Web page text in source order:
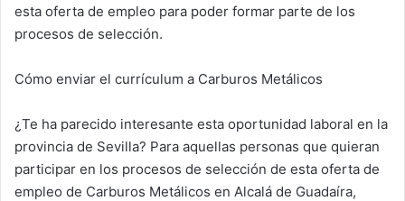
esta oferta de empleo para poder formar parte de los
procesos de selección.
Cómo enviar el currículum a Carburos Metálicos
¿Te ha parecido interesante esta oportunidad laboral en la
provincia de Sevilla? Para aquellas personas que quieran
participar en los procesos de selección de esta oferta de
empleo de Carburos Metálicos en Alcalá de Guadaíra,